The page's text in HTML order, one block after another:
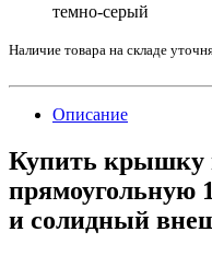
темно-серый
Наличие товара на складе
Описание
Купить крышку
прямоугольную
и солидный